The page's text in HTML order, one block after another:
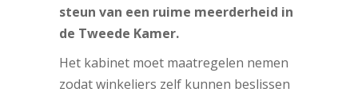
steun van een ruime meerderheid in
de Tweede Kamer.
Het kabinet moet maatregelen nemen
zodat winkeliers zelf kunnen beslissen